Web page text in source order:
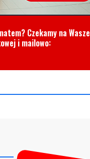
Czekamy na Wasze
i mailowo: